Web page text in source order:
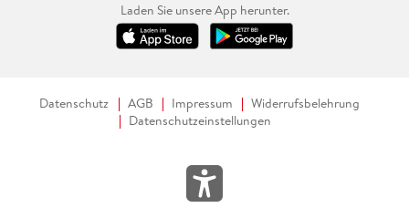
Laden Sie unsere App herunter.
Datenschutz AGB Impressum
Widerrufsbelehrung
Datenschutzeinstellungen